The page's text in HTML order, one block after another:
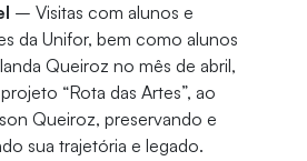
– Visitas com alunos e
da Unifor, bem como alunos
Queiroz no mês de abril,
“Rota das Artes”, ao
Queiroz, preservando e
sua trajetória e legado.